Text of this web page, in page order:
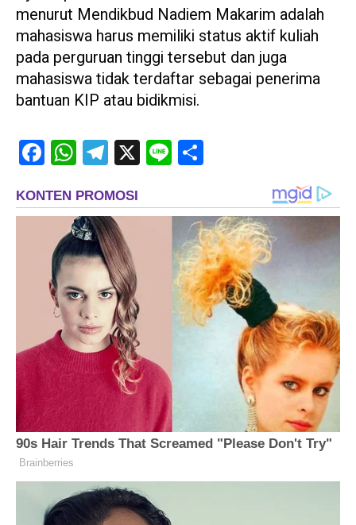
menurut Mendikbud Nadiem Makarim adalah
mahasiswa harus memiliki status aktif kuliah
pada perguruan tinggi tersebut dan juga
mahasiswa tidak terdaftar sebagai penerima
bantuan KIP atau bidikmisi.
FacebookWhatsAppTelegram
X Line